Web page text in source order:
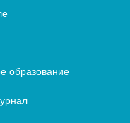
образование